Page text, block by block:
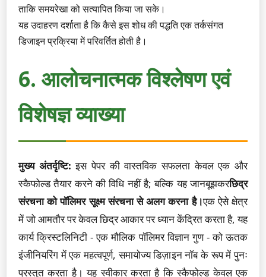
ताकि समयरेखा को सत्यापित किया जा सके।
यह उदाहरण दर्शाता है कि कैसे इस शोध की पद्धति एक तर्कसंगत
डिजाइन प्रक्रिया में परिवर्तित होती है।
6. आलोचनात्मक विश्लेषण एवं
विशेषज्ञ व्याख्या
मुख्य अंतर्दृष्टि: इस पेपर की वास्तविक सफलता केवल एक और
स्कैफोल्ड तैयार करने की विधि नहीं है; बल्कि यह जानबूझकरछिद्र
संरचना को पॉलिमर सूक्ष्म संरचना से अलग करना है।एक ऐसे क्षेत्र
में जो आमतौर पर केवल छिद्र आकार पर ध्यान केंद्रित करता है, यह
कार्य क्रिस्टलिनिटी - एक मौलिक पॉलिमर विज्ञान गुण - को ऊतक
इंजीनियरिंग में एक महत्वपूर्ण, समायोज्य डिज़ाइन नॉब के रूप में पुनः
प्रस्तुत करता है। यह स्वीकार करता है कि स्कैफोल्ड केवल एक